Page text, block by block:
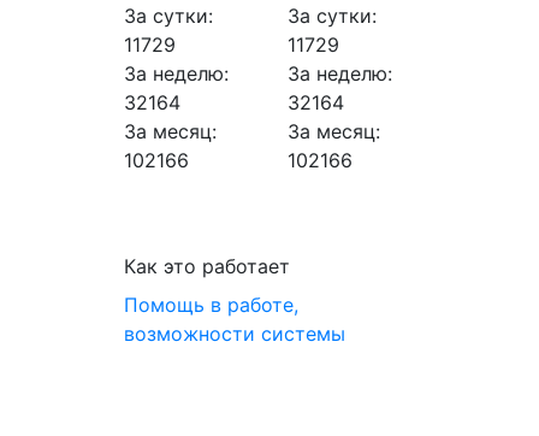
За сутки:
11729
За неделю:
32164
За месяц:
102166
За сутки:
11729
За неделю:
32164
За месяц:
102166
Как это работает
Помощь в работе,
возможности системы